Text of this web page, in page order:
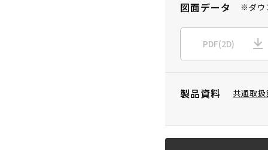
図面データ ※ダウ
PDF(2D)
製品資料 共通取